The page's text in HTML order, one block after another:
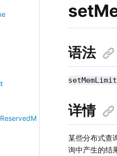
语法
详情
某些分布式查
询中产生的结